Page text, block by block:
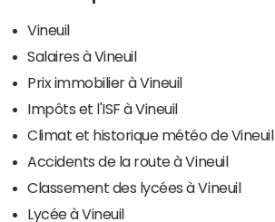
Vineuil
Salaires à Vineuil
Prix immobilier à Vineuil
Impôts et l'ISF à Vineuil
Climat et historique météo de Vineuil
Accidents de la route à Vineuil
Classement des lycées à Vineuil
Lycée à Vineuil